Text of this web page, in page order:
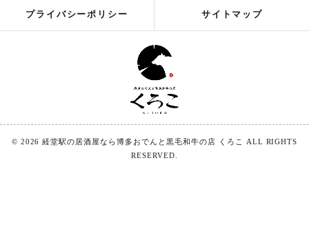
プライバシーポリシー サイトマップ
© 2026 経堂駅の居酒屋なら博多おでんと黒毛和牛の店 くろこ ALL RIGHTS
RESERVED.